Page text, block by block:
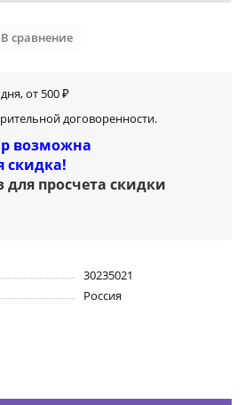
В сравнение
от 500 ₽
договоренности.
возможна
скидка!
просчета скидки
30235021
Россия